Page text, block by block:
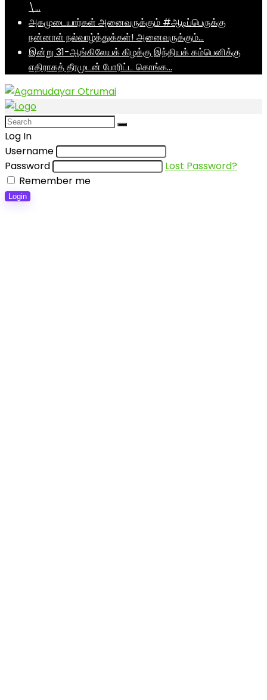
\…
அகமுடையார்கள் அனைவருக்கும் #ஆடிப்பெருக்கு
நன்னாள் நல்வாழ்த்துக்கள்! அனைவருக்கும்…
இன்று 31-ஆங்கிலேயக் கிழக்கு இந்தியக் கம்பெனிக்கு
எதிராகத் தீரமுடன் போரிட்ட கொங்க…
Log In
Username
Password
Lost Password?
Remember me
Login